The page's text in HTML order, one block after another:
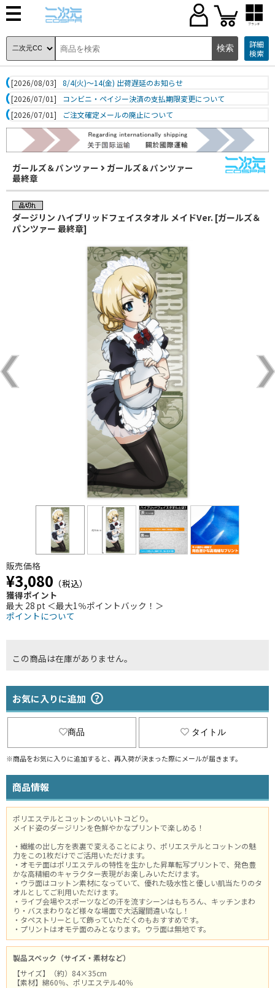
ブランド
詳細
検索
[2026/08/03]
8/4(火)～14(金) 出荷遅延のお知らせ
[2026/07/01]
コンビニ・ペイジー決済の支払期限変更について
[2026/07/01]
ご注文確定メールの廃止について
ガールズ＆パンツァー
ガールズ＆パンツァー
最終章
ダージリン ハイブリッドフェイスタオル メイドVer. [ガールズ＆
パンツァー 最終章]
販売価格
¥3,080 （税込）
獲得ポイント
最大 28 pt ＜最大1％ポイントバック！＞
ポイントについて
この商品は在庫がありません。
お気に入りに追加
商品 タイトル
※商品をお気に入りに追加すると、再入荷が決まった際にメールが届きます。
商品情報
ポリエステルとコットンのいいトコどり。
メイド姿のダージリンを色鮮やかなプリントで楽しめる！
・繊維の出し方を表裏で変えることにより、ポリエステルとコットンの魅
力をこの1枚だけでご活用いただけます。
・オモテ面はポリエステルの特性を生かした昇華転写プリントで、発色豊
かな高精細のキャラクター表現がお楽しみいただけます。
・ウラ面はコットン素材になっていて、優れた吸水性と優しい肌当たりのタ
オルとしてご利用いただけます。
・ライブ会場やスポーツなどの汗を流すシーンはもちろん、キッチンまわ
り・バスまわりなど様々な場面で大活躍間違いなし！
・タペストリーとして飾っていただくのもおすすめです。
・プリントはオモテ面のみとなります。ウラ面は無地です。
製品スペック（サイズ・素材など）
【サイズ】（約）84×35cm
【素材】綿60％、ポリエステル40％